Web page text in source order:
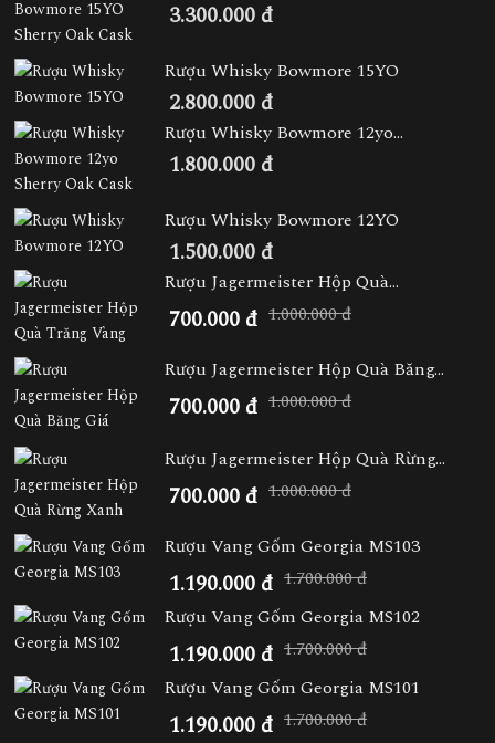
3.300.000 đ
Rượu Whisky Bowmore 15YO
2.800.000 đ
Rượu Whisky Bowmore 12yo...
1.800.000 đ
Rượu Whisky Bowmore 12YO
1.500.000 đ
Rượu Jagermeister Hộp Quà...
700.000 đ 1.000.000 đ
Rượu Jagermeister Hộp Quà Băng...
700.000 đ 1.000.000 đ
Rượu Jagermeister Hộp Quà Rừng...
700.000 đ 1.000.000 đ
Rượu Vang Gốm Georgia MS103
1.190.000 đ 1.700.000 đ
Rượu Vang Gốm Georgia MS102
1.190.000 đ 1.700.000 đ
Rượu Vang Gốm Georgia MS101
1.190.000 đ 1.700.000 đ